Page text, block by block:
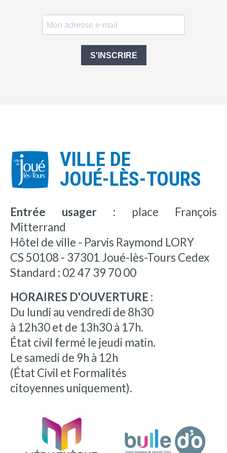
S'INSCRIRE
VILLE DE
JOUÉ-LÈS-TOURS
Entrée usager : place François
Mitterrand
Hôtel de ville - Parvis Raymond LORY
CS 50108 - 37301 Joué-lès-Tours Cedex
Standard : 02 47 39 70 00
HORAIRES D'OUVERTURE :
Du lundi au vendredi de 8h30
à 12h30 et de 13h30 à 17h.
État civil fermé le jeudi matin.
Le samedi de 9h à 12h
(État Civil et Formalités
citoyennes uniquement).